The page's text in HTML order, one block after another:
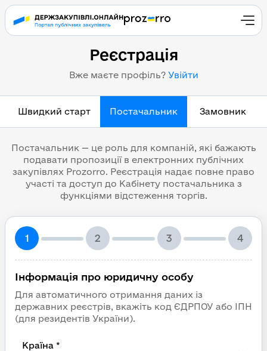
Реєстрація
Вже маєте профіль? Увійти
Швидкий старт Постачальник Замовник
Постачальник — це роль для компаній, які бажають
подавати пропозиції в електронних публічних
закупівлях Prozorro. Реєстрація надає повне право
участі та доступ до Кабінету постачальника з
функціями відстеження торгів.
1 2 3 4
Реєстрація в Prozorro
Інформація про юридичну особу
Для автоматичного отримання даних із
державних реєстрів, вкажіть код ЄДРПОУ або ІПН
(для резидентів України).
Країна *